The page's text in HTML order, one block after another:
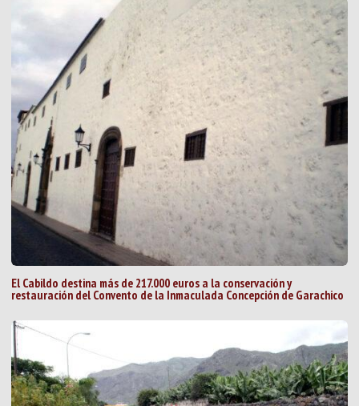
El Cabildo destina más de 217.000 euros a la conservación y
restauración del Convento de la Inmaculada Concepción de Garachico